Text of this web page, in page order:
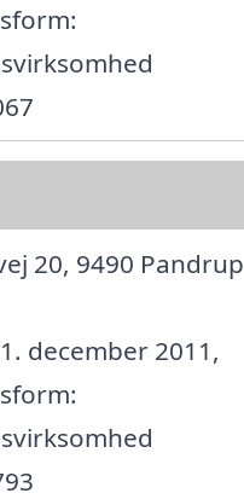
20, 9490 Pandrup
december 2011,